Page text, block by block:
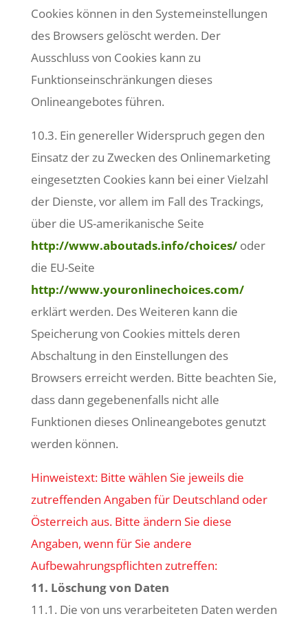
Cookies können in den Systemeinstellungen
des Browsers gelöscht werden. Der
Ausschluss von Cookies kann zu
Funktionseinschränkungen dieses
Onlineangebotes führen.
10.3. Ein genereller Widerspruch gegen den
Einsatz der zu Zwecken des Onlinemarketing
eingesetzten Cookies kann bei einer Vielzahl
der Dienste, vor allem im Fall des Trackings,
über die US-amerikanische Seite
http://www.aboutads.info/choices/oder
die EU-Seite
http://www.youronlinechoices.com/
erklärt werden. Des Weiteren kann die
Speicherung von Cookies mittels deren
Abschaltung in den Einstellungen des
Browsers erreicht werden. Bitte beachten Sie,
dass dann gegebenenfalls nicht alle
Funktionen dieses Onlineangebotes genutzt
werden können.
Hinweistext: Bitte wählen Sie jeweils die
zutreffenden Angaben für Deutschland oder
Österreich aus. Bitte ändern Sie diese
Angaben, wenn für Sie andere
Aufbewahrungspflichten zutreffen:
11. Löschung von Daten
11.1. Die von uns verarbeiteten Daten werden